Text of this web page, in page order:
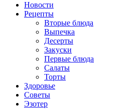
Новости
Рецепты
Вторые блюда
Выпечка
Десерты
Закуски
Первые блюда
Салаты
Торты
Здоровье
Советы
Эзотер